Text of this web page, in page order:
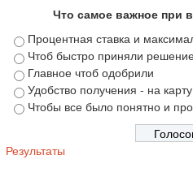
Что самое важное при
Процентная ставка и
Чтоб быстро приняли
Главное чтоб одобрили
Удобство получения - на
Чтобы все было понятно и
Результаты